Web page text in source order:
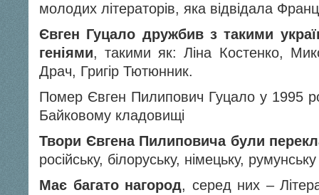
молодих літераторів, яка відвідала
Євген Гуцало дружбив з такими
геніями, такими як: Ліна Костенко,
Драч, Григір Тютюнник.
Помер Євген Пилипович Гуцало у 1995
Байковому кладовищі
Твори Євгена Пилиповича були
російську, білоруську, німецьку,
Має багато нагород, серед них –